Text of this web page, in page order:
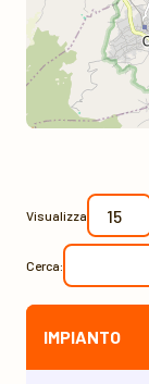
Visualizza
Cerca:
IMPIANTO